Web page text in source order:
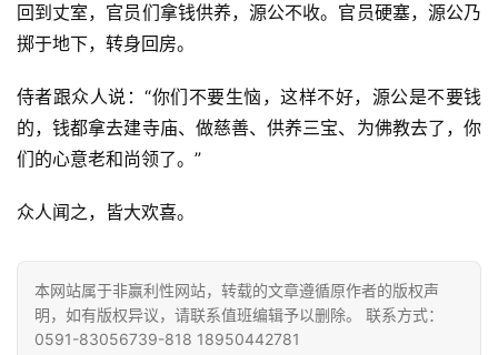
八
点
僧
音
高
访
心
乐
回到丈室，官员们拿钱供养，源公不收。官员硬塞，源公乃
掷于地下，转身回房。
侍者跟众人说：“你们不要生恼，这样不好，源公是不要钱
的，钱都拿去建寺庙、做慈善、供养三宝、为佛教去了，你
们的心意老和尚领了。”
众人闻之，皆大欢喜。
本网站属于非赢利性网站，转载的文章遵循原作者的版权声
明，如有版权异议，请联系值班编辑予以删除。 联系方式：
0591-83056739-818 18950442781